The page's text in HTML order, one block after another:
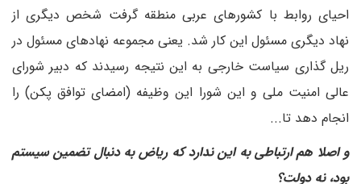
احیای روابط با کشورهای عربی منطقه گرفت شخص دیگری از
نهاد دیگری مسئول این کار شد. یعنی مجموعه نهادهای مسئول در
ریل گذاری سیاست خارجی به این نتیجه رسیدند که دبیر شورای
عالی امنیت ملی و این شورا این وظیفه (امضای توافق پکن) را
انجام دهد تا...
و اصلا هم ارتباطی به این ندارد که ریاض به دنبال تضمین سیستم
بود، نه دولت؟